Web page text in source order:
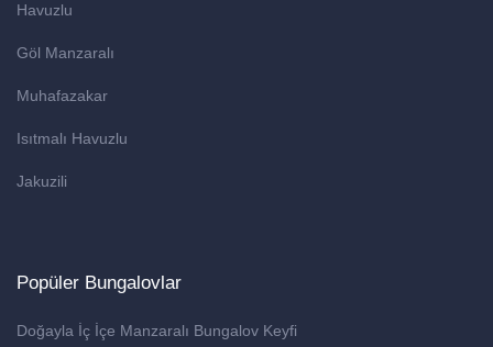
Havuzlu
Göl Manzaralı
Muhafazakar
Isıtmalı Havuzlu
Jakuzili
Popüler Bungalovlar
Doğayla İç İçe Manzaralı Bungalov Keyfi